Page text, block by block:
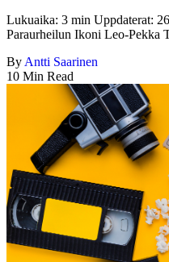
Lukuaika: 3 min Uppdaterat:
Paraurheilun Ikoni Leo-Pekka
ByAntti Saarinen
10 Min Read